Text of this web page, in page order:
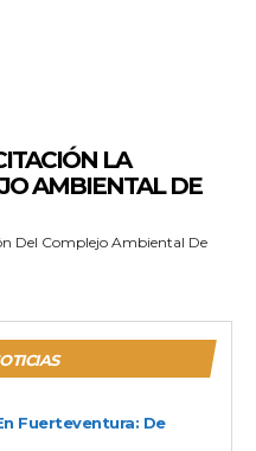
LA
AMBIENTAL DE
Del Complejo Ambiental De
Fuerteventura: De